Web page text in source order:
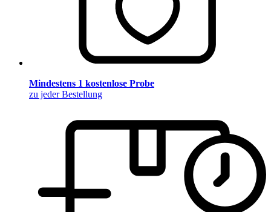
Mindestens 1 kostenlose Probe
zu jeder Bestellung